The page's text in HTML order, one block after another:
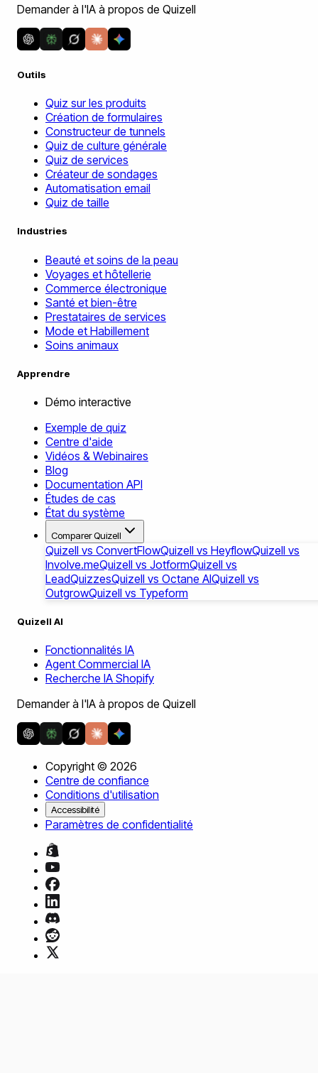
Demander à l'IA à propos de Quizell
Outils
Quiz sur les produits
Création de formulaires
Constructeur de tunnels
Quiz de culture générale
Quiz de services
Créateur de sondages
Automatisation email
Quiz de taille
Industries
Beauté et soins de la peau
Voyages et hôtellerie
Commerce électronique
Santé et bien-être
Prestataires de services
Mode et Habillement
Soins animaux
Apprendre
Démo interactive
Exemple de quiz
Centre d'aide
Vidéos & Webinaires
Blog
Documentation API
Études de cas
État du système
Comparer Quizell
Quizell vs ConvertFlowQuizell vs HeyflowQuizell vs
Involve.meQuizell vs JotformQuizell vs
LeadQuizzesQuizell vs Octane AIQuizell vs
OutgrowQuizell vs Typeform
Quizell AI
Fonctionnalités IA
Agent Commercial IA
Recherche IA Shopify
Demander à l'IA à propos de Quizell
Copyright © 2026
Centre de confiance
Conditions d'utilisation
Accessibilité
Paramètres de confidentialité